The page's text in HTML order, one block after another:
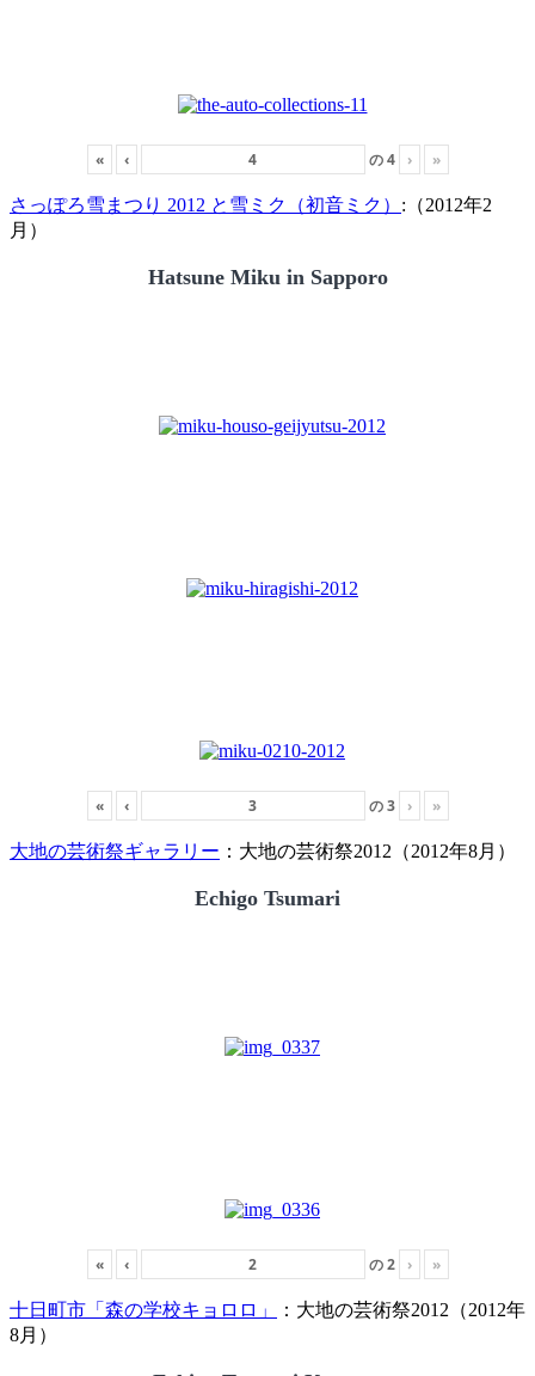
« ‹ の4 › »
さっぽろ雪まつり 2012 と雪ミク（初音ミク） :（2012年2
月）
Hatsune Miku in Sapporo
« ‹ の3 › »
大地の芸術祭ギャラリー ：大地の芸術祭2012（2012年8月）
Echigo Tsumari
« ‹ の2 › »
十日町市「森の学校キョロロ」
：大地の芸術祭2012（2012年
8月）